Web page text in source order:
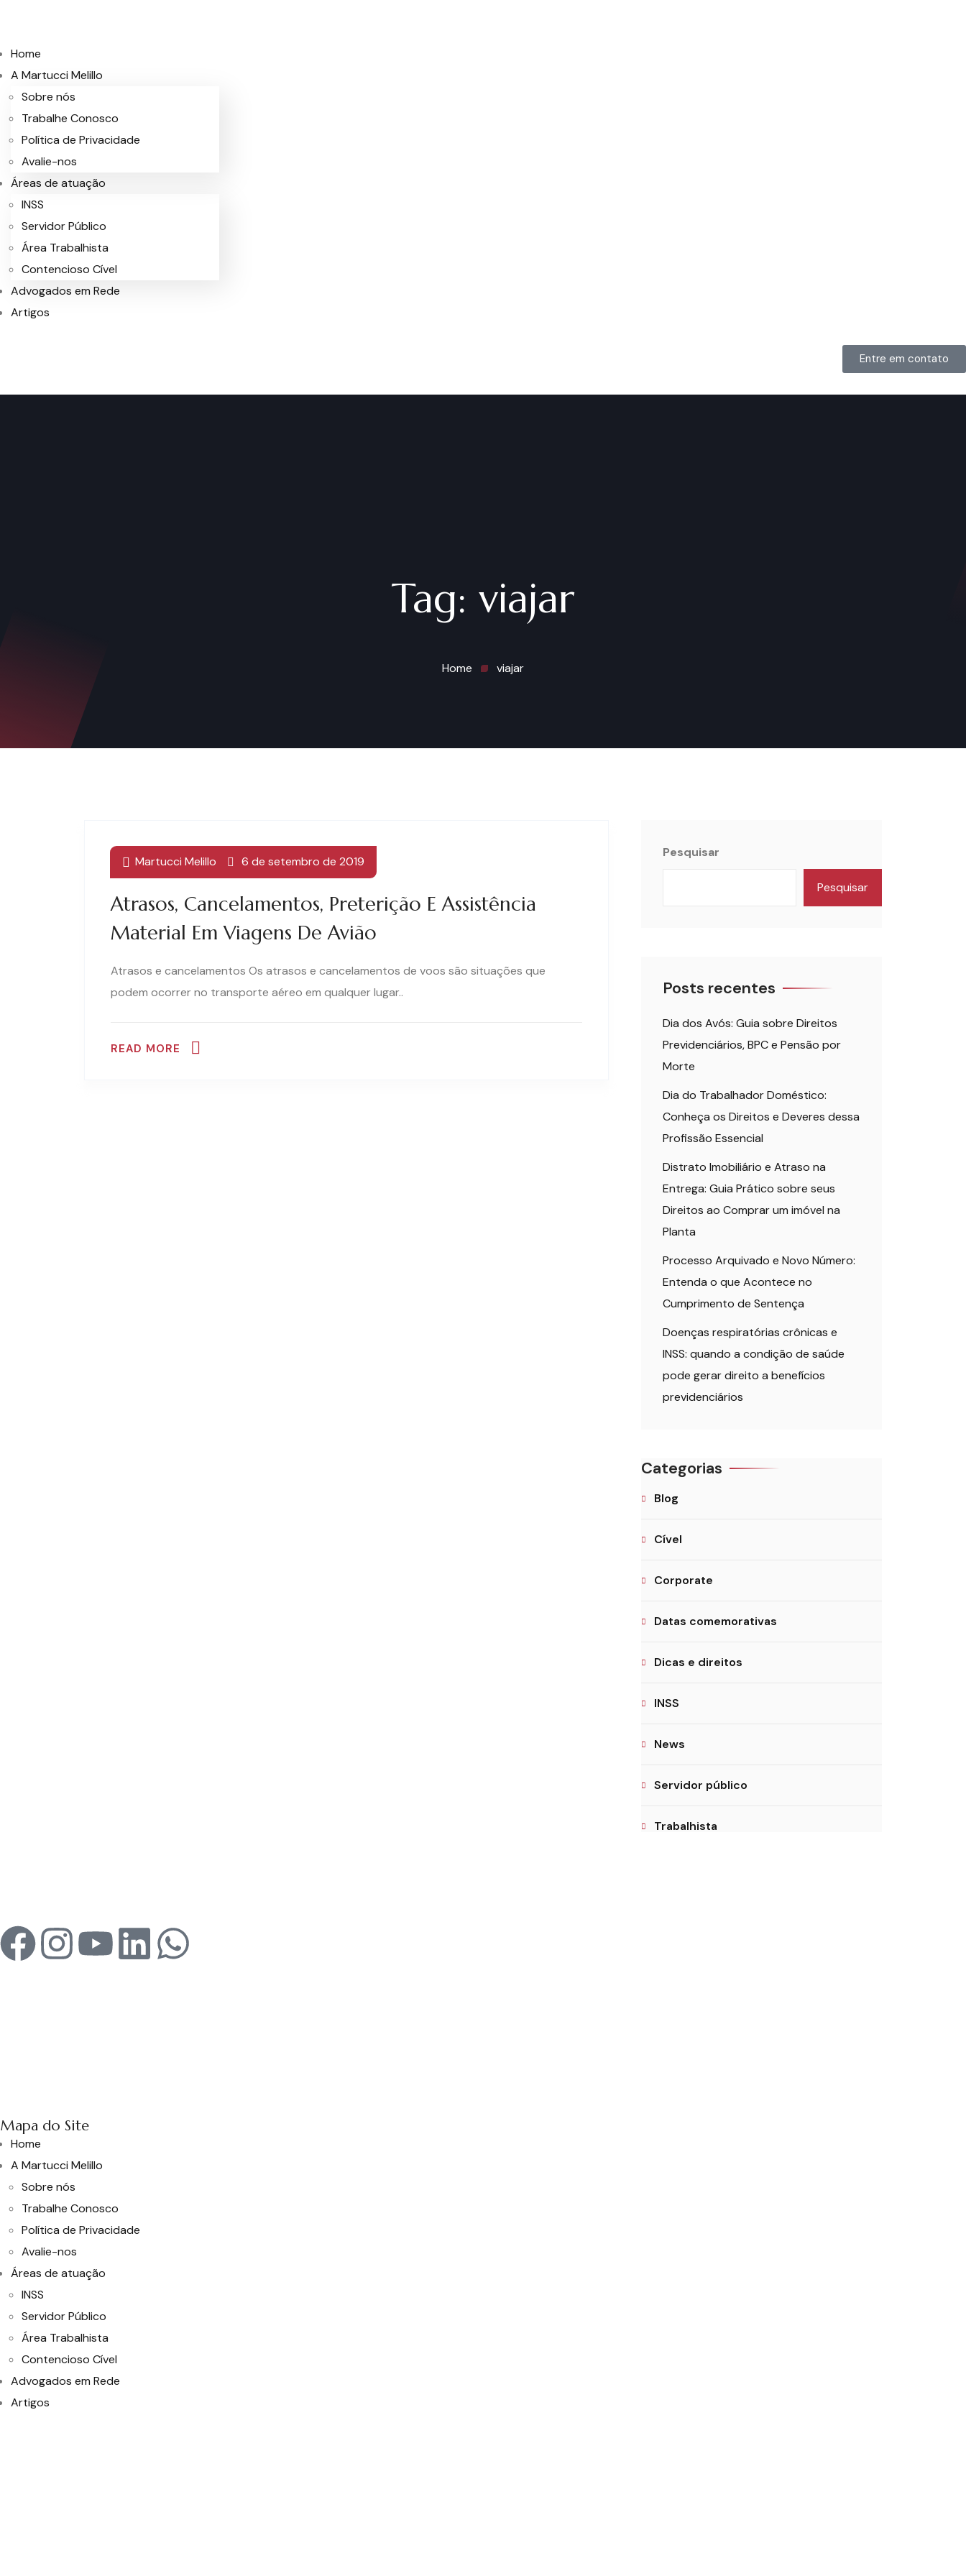
Home
A Martucci Melillo
Sobre nós
Trabalhe Conosco
Política de Privacidade
Avalie-nos
Áreas de atuação
INSS
Servidor Público
Área Trabalhista
Contencioso Cível
Advogados em Rede
Artigos
Entre em contato
Tag: viajar
Home viajar
Atrasos, Cancelamentos, Preterição E Assistência
Material Em Viagens De Avião
Martucci Melillo 6 de setembro de 2019
Atrasos e cancelamentos Os atrasos e cancelamentos de voos são situações que
podem ocorrer no transporte aéreo em qualquer lugar..
READ MORE
Pesquisar
Pesquisar
Posts recentes
Dia dos Avós: Guia sobre Direitos
Previdenciários, BPC e Pensão por
Morte
Dia do Trabalhador Doméstico:
Conheça os Direitos e Deveres dessa
Profissão Essencial
Distrato Imobiliário e Atraso na
Entrega: Guia Prático sobre seus
Direitos ao Comprar um imóvel na
Planta
Processo Arquivado e Novo Número:
Entenda o que Acontece no
Cumprimento de Sentença
Doenças respiratórias crônicas e
INSS: quando a condição de saúde
pode gerar direito a benefícios
previdenciários
Categorias
Blog
Cível
Corporate
Datas comemorativas
Dicas e direitos
INSS
News
Servidor público
Trabalhista
Mapa do Site
Home
A Martucci Melillo
Sobre nós
Trabalhe Conosco
Política de Privacidade
Avalie-nos
Áreas de atuação
INSS
Servidor Público
Área Trabalhista
Contencioso Cível
Advogados em Rede
Artigos